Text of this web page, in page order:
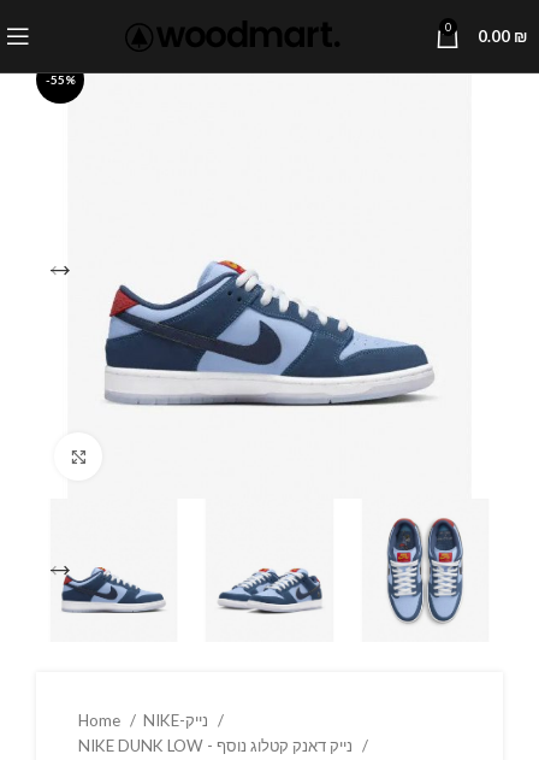
0 0.00 ₪
-55%
Home